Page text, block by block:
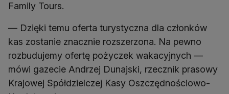
Family Tours.
— Dzięki temu oferta turystyczna dla członków
kas zostanie znacznie rozszerzona. Na pewno
rozbudujemy ofertę pożyczek wakacyjnych —
mówi gazecie Andrzej Dunajski, rzecznik prasowy
Krajowej Spółdzielczej Kasy Oszczędnościowo-